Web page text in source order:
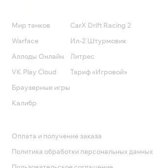
Мир танков
Warface
Аллоды Онлайн
VK Play Cloud
Браузерные игры
Калибр
CarX Drift Racing 2
Ил-2 Штурмовик
Литрес
Тариф «Игровой»
Оплата и получение заказа
Политика обработки персональных данных